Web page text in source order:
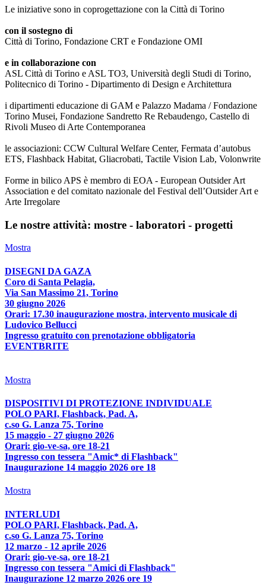
Le iniziative sono in coprogettazione con la Città di Torino
con il sostegno di
Città di Torino, Fondazione CRT e Fondazione OMI
e in collaborazione con
ASL Città di Torino e ASL TO3, Università degli Studi di Torino,
Politecnico di Torino - Dipartimento di Design e Architettura
i dipartimenti educazione di GAM e Palazzo Madama / Fondazione
Torino Musei, Fondazione Sandretto Re Rebaudengo, Castello di
Rivoli Museo di Arte Contemporanea
le associazioni: CCW Cultural Welfare Center, Fermata d’autobus
ETS, Flashback Habitat, Gliacrobati, Tactile Vision Lab, Volonwrite
Forme in bilico APS è membro di EOA - European Outsider Art
Association e del comitato nazionale del Festival dell’Outsider Art e
Arte Irregolare
Le nostre attività: mostre - laboratori - progetti
Mostra
DISEGNI DA GAZA
Coro di Santa Pelagia,
Via San Massimo 21, Torino
30 giugno 2026
Orari: 17.30 inaugurazione mostra, intervento musicale di
Ludovico Bellucci
Ingresso gratuito con prenotazione obbligatoria
EVENTBRITE
Mostra
DISPOSITIVI DI PROTEZIONE INDIVIDUALE
POLO PARI, Flashback, Pad. A,
c.so G. Lanza 75, Torino
15 maggio - 27 giugno 2026
Orari: gio-ve-sa, ore 18-21
Ingresso con tessera "Amic* di Flashback"
Inaugurazione 14 maggio 2026 ore 18
Mostra
INTERLUDI
POLO PARI, Flashback, Pad. A,
c.so G. Lanza 75, Torino
12 marzo - 12 aprile 2026
Orari: gio-ve-sa, ore 18-21
Ingresso con tessera "Amici di Flashback"
Inaugurazione 12 marzo 2026 ore 19